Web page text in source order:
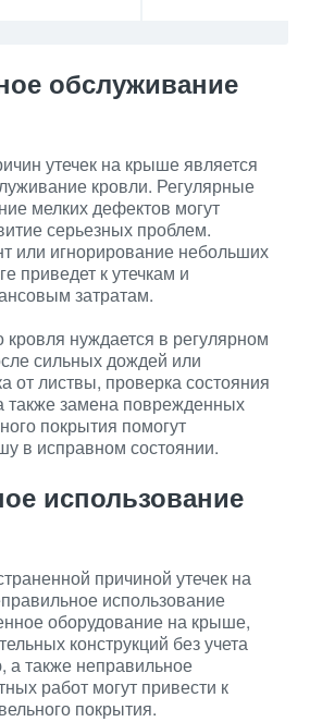
обслуживание
утечек на крыше является
кровли. Регулярные
мелких дефектов могут
серьезных проблем.
или игнорирование небольших
приведет к утечкам и
затратам.
нуждается в регулярном
сильных дождей или
от листвы, проверка состояния
также замена поврежденных
покрытия помогут
в исправном состоянии.
использование
причиной утечек на
использование
оборудование на крыше,
конструкций без учета
а также неправильное
работ могут привести к
покрытия.